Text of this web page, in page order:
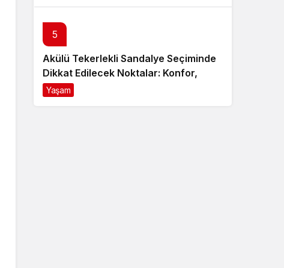
5
Akülü Tekerlekli Sandalye Seçiminde
Dikkat Edilecek Noktalar: Konfor,
Güvenlik ve Doğru Model Tercihi
Yaşam